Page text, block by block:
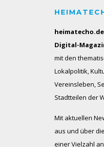
Digital-
mit den
Lokalpolitik,
Vereinsleben,
Stadtteilen der
Mit aktuellen
aus und über
einer Vielzahl